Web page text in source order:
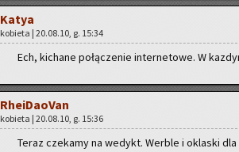
Katya
ko­bie­ta | 20.08.10, g. 15:34
Ech, ki­cha­ne po­łą­cze­nie in­ter­ne­to­we. W
Rhe­iDa­oVan
ko­bie­ta | 20.08.10, g. 15:36
Teraz cze­ka­my na we­dykt. Wer­ble i okla­ski